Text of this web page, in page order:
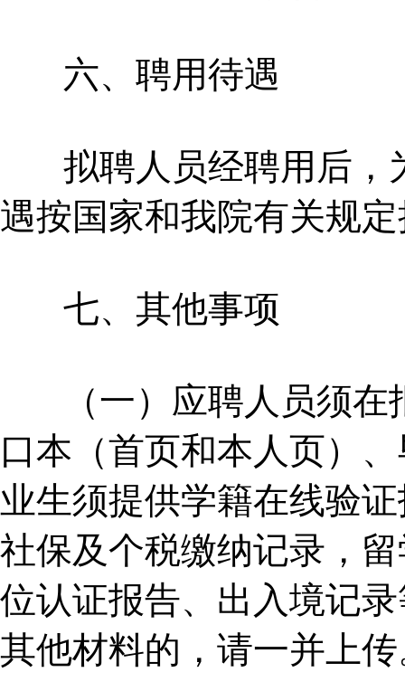
六、聘用待遇
拟聘人员经聘用后，
遇按国家和我院有关规
七、其他事项
（一）应聘人员须
口本（首页和本人页）
业生须提供学籍在线验
社保及个税缴纳记录，
位认证报告、出入境记
其他材料的，请一并上